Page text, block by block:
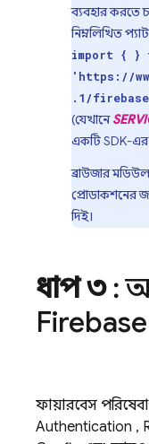
ব্যবহার করতে
নিম্নলিখিত
import { }
'https://
.1/
(যেখানে
একটি SDK-এর
ব্রাউজার
প্রোডাকশনের
দিই।
ধাপ ৩:
ফায়ারবেস
Authentication ,